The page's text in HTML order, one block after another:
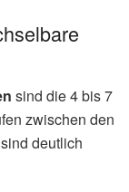
sind die 4 bis 7
zwischen den
deutlich